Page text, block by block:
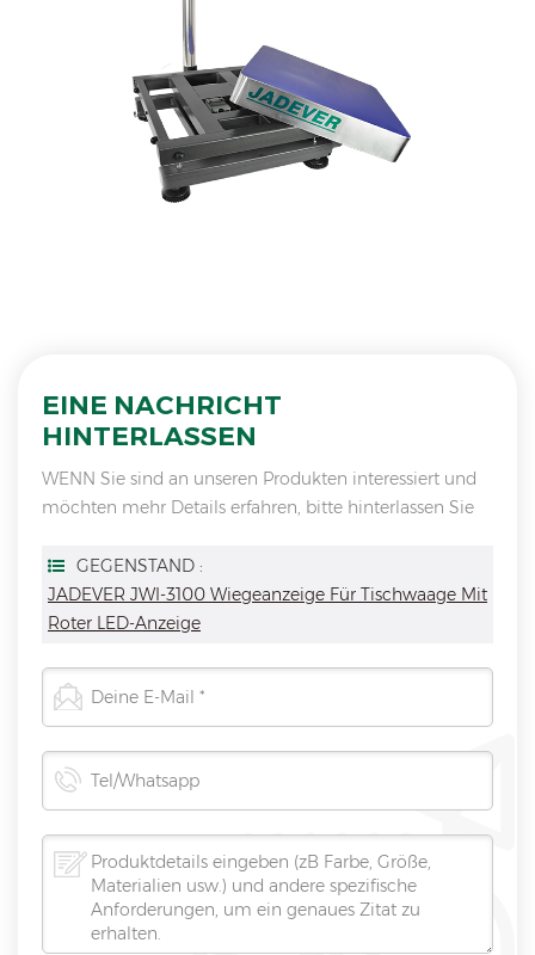
EINE NACHRICHT
HINTERLASSEN
WENN Sie sind an unseren Produkten interessiert und
möchten mehr Details erfahren, bitte hinterlassen Sie
wir. GEGENSTAND :
JADEVER JWI-3100 Wiegeanzeige Für Tischwaage Mit
Roter LED-Anzeige